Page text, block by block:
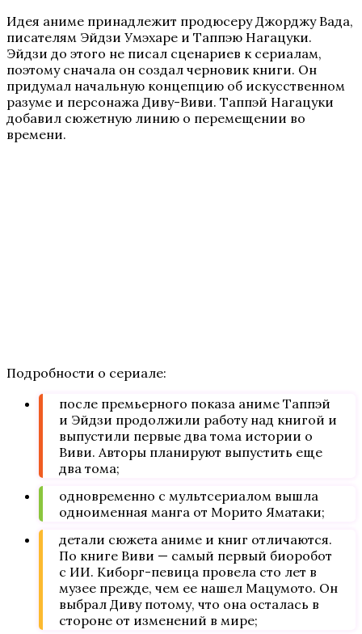
Идея аниме принадлежит продюсеру Джорджу Вада,
писателям Эйдзи Умэхаре и Таппэю Нагацуки.
Эйдзи до этого не писал сценариев к сериалам,
поэтому сначала он создал черновик книги. Он
придумал начальную концепцию об искусственном
разуме и персонажа Диву-Виви. Таппэй Нагацуки
добавил сюжетную линию о перемещении во
времени.
Подробности о сериале:
после премьерного показа аниме Таппэй
и Эйдзи продолжили работу над книгой и
выпустили первые два тома истории о
Виви. Авторы планируют выпустить еще
два тома;
одновременно с мультсериалом вышла
одноименная манга от Морито Яматаки;
детали сюжета аниме и книг отличаются.
По книге Виви — самый первый биоробот
с ИИ. Киборг-певица провела сто лет в
музее прежде, чем ее нашел Мацумото. Он
выбрал Диву потому, что она осталась в
стороне от изменений в мире;